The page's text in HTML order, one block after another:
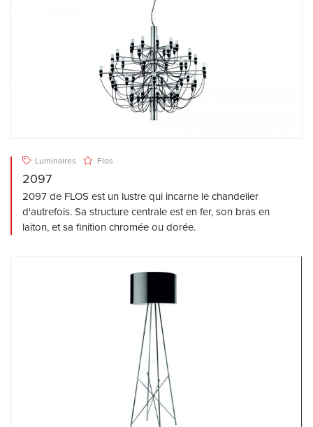
Luminaires Flos
2097
2097 de FLOS est un lustre qui incarne le chandelier
d'autrefois. Sa structure centrale est en fer, son bras en
laiton, et sa finition chromée ou dorée.